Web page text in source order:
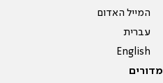
המייל האדום
עברית
English
מדורים